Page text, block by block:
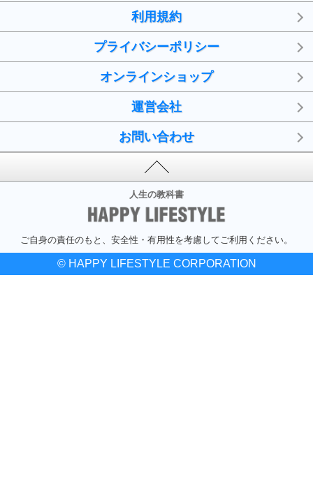
利用規約
プライバシーポリシー
オンラインショップ
運営会社
お問い合わせ
人生の教科書
ご自身の責任のもと、安全性・有用性を考慮してご利用ください。
© HAPPY LIFESTYLE CORPORATION